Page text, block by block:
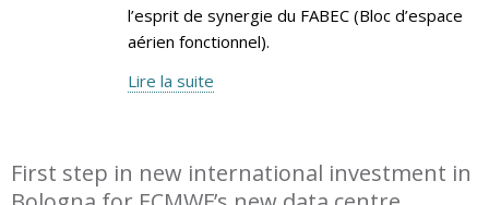
l’esprit de synergie du FABEC (Bloc d’espace
aérien fonctionnel).
Lire la suite
First step in new international investment in